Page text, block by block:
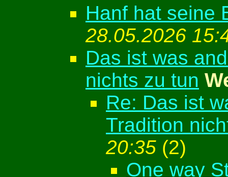
Hanf hat seine
28.05.2026
Das ist was
nichts zu tun
Re: Das ist
Tradition
20:35 (2)
One way